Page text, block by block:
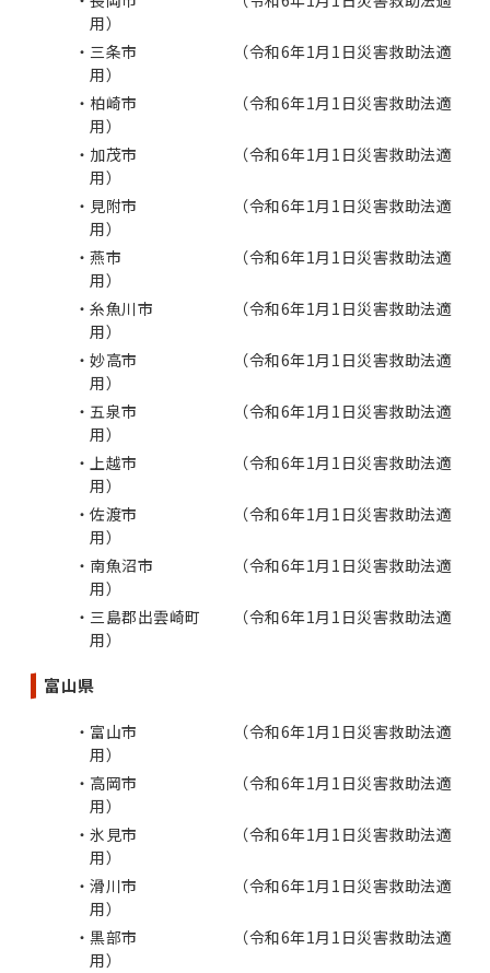
⽤）
三条市 （令和6年1⽉1⽇災害救助法適
⽤）
柏崎市 （令和6年1⽉1⽇災害救助法適
⽤）
加茂市 （令和6年1⽉1⽇災害救助法適
⽤）
見附市 （令和6年1⽉1⽇災害救助法適
⽤）
燕市 （令和6年1⽉1⽇災害救助法適
⽤）
糸魚川市 （令和6年1⽉1⽇災害救助法適
⽤）
妙高市 （令和6年1⽉1⽇災害救助法適
⽤）
五泉市 （令和6年1⽉1⽇災害救助法適
⽤）
上越市 （令和6年1⽉1⽇災害救助法適
⽤）
佐渡市 （令和6年1⽉1⽇災害救助法適
⽤）
南魚沼市 （令和6年1⽉1⽇災害救助法適
⽤）
三島郡出雲崎町 （令和6年1⽉1⽇災害救助法適
⽤）
富山県
富山市 （令和6年1⽉1⽇災害救助法適
⽤）
高岡市 （令和6年1⽉1⽇災害救助法適
⽤）
氷見市 （令和6年1⽉1⽇災害救助法適
⽤）
滑川市 （令和6年1⽉1⽇災害救助法適
⽤）
黒部市 （令和6年1⽉1⽇災害救助法適
⽤）